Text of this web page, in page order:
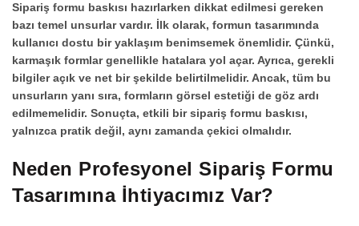
Sipariş formu baskısı hazırlarken dikkat edilmesi gereken
bazı temel unsurlar vardır. İlk olarak, formun tasarımında
kullanıcı dostu bir yaklaşım benimsemek önemlidir. Çünkü,
karmaşık formlar genellikle hatalara yol açar. Ayrıca, gerekli
bilgiler açık ve net bir şekilde belirtilmelidir. Ancak, tüm bu
unsurların yanı sıra, formların görsel estetiği de göz ardı
edilmemelidir. Sonuçta, etkili birsipariş formu baskısı,
yalnızca pratik değil, aynı zamanda çekici olmalıdır.
Neden Profesyonel Sipariş Formu
Tasarımına İhtiyacımız Var?